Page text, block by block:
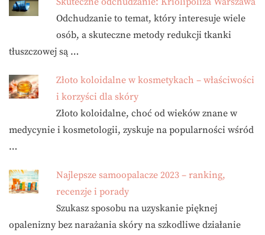
Odchudzanie to temat, który interesuje wiele
osób, a skuteczne metody redukcji tkanki
tłuszczowej są …
Złoto koloidalne w kosmetykach – właściwości
i korzyści dla skóry
Złoto koloidalne, choć od wieków znane w
medycynie i kosmetologii, zyskuje na popularności wśród
…
Najlepsze samoopalacze 2023 – ranking,
recenzje i porady
Szukasz sposobu na uzyskanie pięknej
opalenizny bez narażania skóry na szkodliwe działanie